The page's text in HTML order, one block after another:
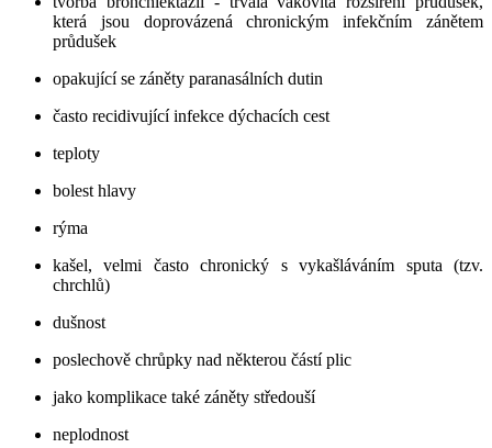
která jsou doprovázená chronickým infekčním zánětem
průdušek
opakující se záněty paranasálních dutin
často recidivující infekce dýchacích cest
teploty
bolest hlavy
rýma
kašel, velmi často chronický s vykašláváním sputa (tzv.
chrchlů)
dušnost
poslechově chrůpky nad některou částí plic
jako komplikace také záněty středouší
neplodnost